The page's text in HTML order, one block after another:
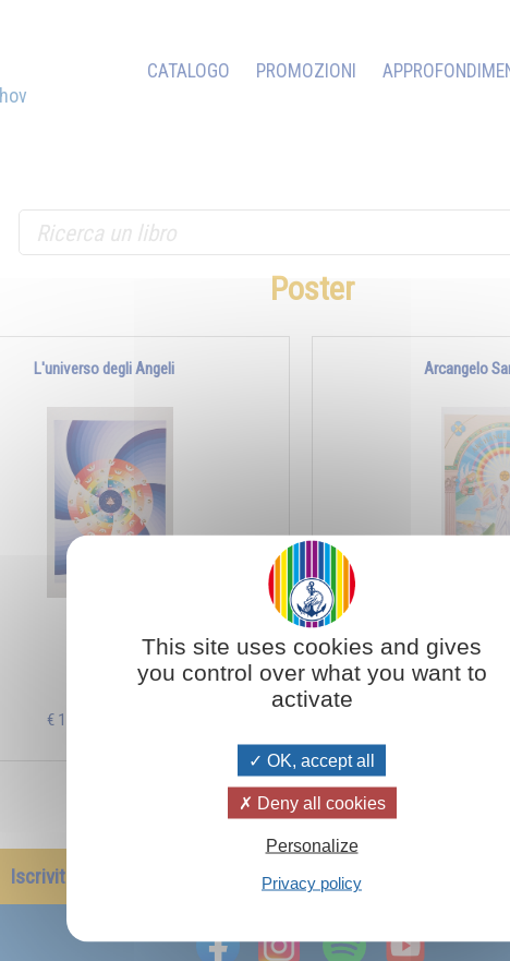
CATALOGO PROMOZIONI
Poster
L'universo degli Angeli
€ 17,00
Arcangelo
Iscriviti alla newsletter!
This site uses cookies and gives
you control over what you want to
activate
OK, accept all
Deny all cookies
Personalize
Privacy policy